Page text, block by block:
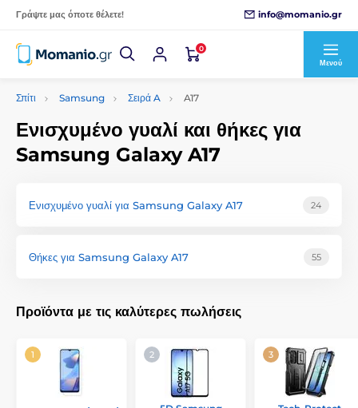
Γράψτε μας όποτε θέλετε! info@momanio.gr
0
Μενού
Σπίτι Samsung Σειρά A A17
Ενισχυμένο γυαλί και θήκες για
Samsung Galaxy A17
Ενισχυμένο γυαλί για Samsung Galaxy A17 24
Θήκες για Samsung Galaxy A17 55
Προϊόντα με τις καλύτερες πωλήσεις